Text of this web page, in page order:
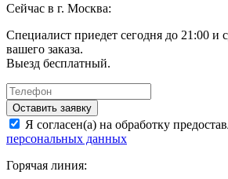
Сейчас в г. Москва:
Специалист приедет сегодня до 21:00 и
вашего заказа.
Выезд бесплатный.
Оставить заявку
Я согласен(а) на обработку
персональных данных
Горячая линия: